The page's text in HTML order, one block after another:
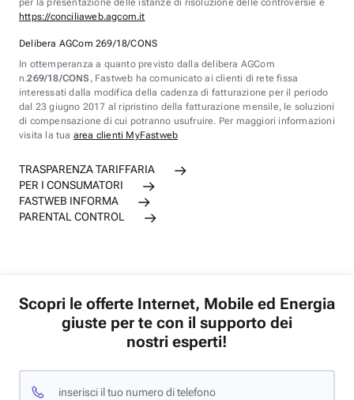
per la presentazione delle istanze di risoluzione delle controversie è
https://conciliaweb.agcom.it
Delibera AGCom 269/18/CONS
In ottemperanza a quanto previsto dalla delibera AGCom
n.269/18/CONS , Fastweb ha comunicato ai clienti di rete fissa
interessati dalla modifica della cadenza di fatturazione per il periodo
dal 23 giugno 2017 al ripristino della fatturazione mensile, le soluzioni
di compensazione di cui potranno usufruire. Per maggiori informazioni
visita la tua area clienti MyFastweb
TRASPARENZA TARIFFARIA
PER I CONSUMATORI
FASTWEB INFORMA
PARENTAL CONTROL
Scopri le offerte Internet, Mobile ed Energia
giuste per te con il supporto dei
nostri esperti!
inserisci il tuo numero di telefono